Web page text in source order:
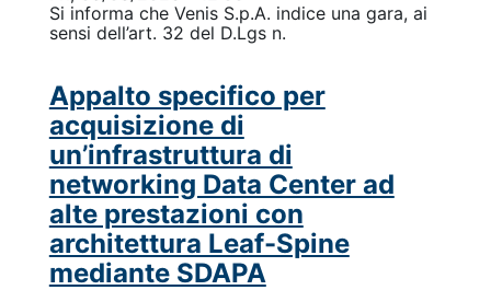
Si informa che Venis S.p.A. indice una gara, ai
sensi dell’art. 32 del D.Lgs n.
Appalto specifico per
acquisizione di
un’infrastruttura di
networking Data Center ad
alte prestazioni con
architettura Leaf-Spine
mediante SDAPA